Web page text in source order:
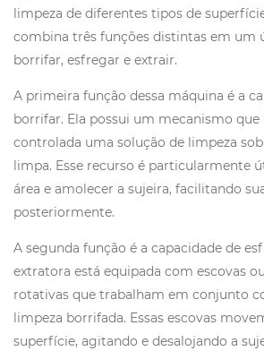
limpeza de diferentes tipos de
combina três funções distintas em um
borrifar, esfregar e extrair.
A primeira função dessa máquina é a
borrifar. Ela possui um mecanismo
controlada uma solução de limpeza
limpa. Esse recurso é particularmente
área e amolecer a sujeira, facilitando
posteriormente.
A segunda função é a capacidade de
extratora está equipada com escovas
rotativas que trabalham em conjunto
limpeza borrifada. Essas escovas
superfície, agitando e desalojando a